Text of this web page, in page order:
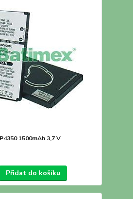
1500mAh 3,7 V
Přidat do košíku